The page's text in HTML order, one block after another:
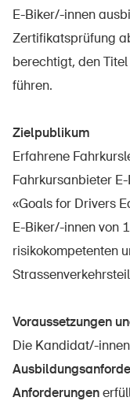
E-Biker/-innen
Zertifikatsprüfung
berechtigt, den
führen.
Zielpublikum
Erfahrene
Fahrkursanbieter
«Goals for Drivers
E-Biker/-innen von
risikokompetenten
Voraussetzungen
Die Kandidat/-
Anforderungen